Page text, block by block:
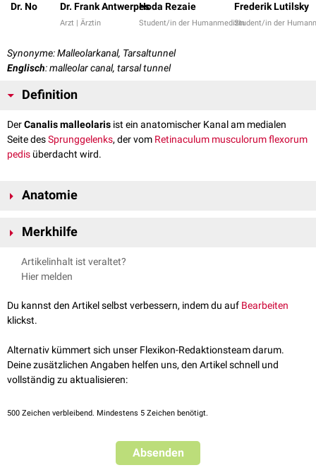
Dr. No Dr. Frank Antwerpes
Arzt | Ärztin
Hoda Rezaie
Student/in der Humanmedizin
Frederik Lutilsky
Student/in der
Synonyme: Malleolarkanal, Tarsaltunnel
Englisch: malleolar canal, tarsal tunnel
Definition
DerCanalis malleolaris ist ein anatomischer Kanal am medialen
Seite desSprunggelenks, der vom Retinaculum musculorum flexorum
pedis überdacht wird.
Anatomie
CalcaneusundTalus
flexorum pedis überspannt.
Er besitzt vierKompartimente
anteriornachposteriorenthalten sie folgende Strukturen:
die Sehne und Sehnenscheide desMusculus flexor digitorum longus
dieArteriaundVena tibialis posterior, sowie derNervus tibialis
die Sehne und Sehnenscheide des
Merkhilfe
Die Strukturen des Tarsaltunnels und ihre Anordnung kann man sich
durch folgende Eselsbrücke merken:
Artikelinhalt ist veraltet?
Hier melden
Du kannst den Artikel selbst verbessern, indem du auf Bearbeiten
klickst.
Alternativ kümmert sich unser Flexikon-Redaktionsteam darum.
Deine zusätzlichen Angaben helfen uns, den Artikel schnell und
vollständig zu aktualisieren:
500 Zeichen verbleibend. Mindestens 5 Zeichen benötigt.
Absenden